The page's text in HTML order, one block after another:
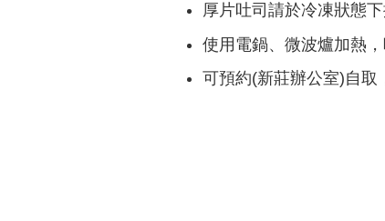
厚片吐司請於冷凍狀態
使用電鍋、微波爐加熱，
可預約(新莊辦公室)自取